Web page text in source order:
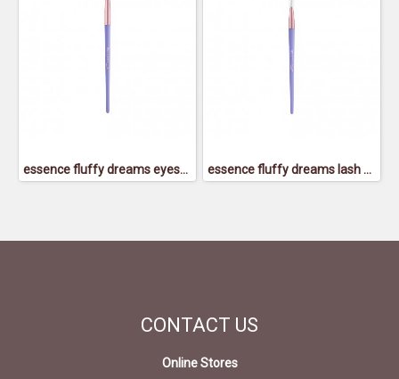
essence fluffy dreams eyeshadow smudger brush - เอสเซนส์ ฟลัฟฟี่ย์ ดรีมส์ อายแชโดว์ สมัดเจอร์ บรัช essence fluffy dreams lash & brow spoolie - เอสเซนส์ ฟลัฟฟี่ย์ ดรีมส์ แลช แอนด์ โบรว์ สพูล
CONTACT US
Online Stores